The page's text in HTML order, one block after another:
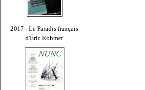
2017 - Le Paradis français
d'Éric Rohmer